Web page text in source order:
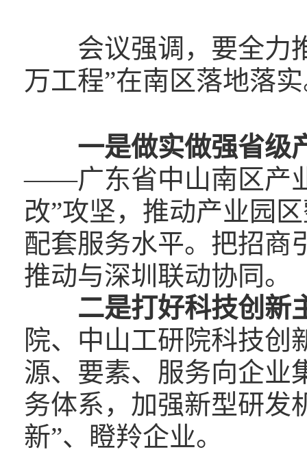
会议强调，要全力推
万工程”在南区落地落
一是做实做强省级
——广东省中山南区产
改”攻坚，推动产业园
配套服务水平。把招商
推动与深圳联动协同。
二是打好科技创新
院、中山工研院科技创
源、要素、服务向企业
务体系，加强新型研发
新”、瞪羚企业。